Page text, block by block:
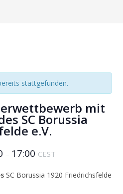
stattgefunden.
mit
SC Borussia
e.V.
– 17:00 CEST
SC Borussia 1920 Friedrichsfelde